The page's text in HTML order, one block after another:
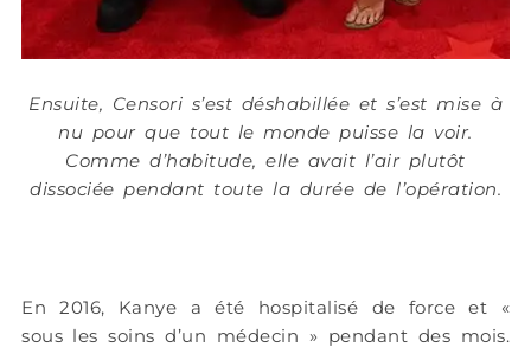
Ensuite, Censori s’est déshabillée et s’est mise à
nu pour que tout le monde puisse la voir.
Comme d’habitude, elle avait l’air plutôt
dissociée pendant toute la durée de l’opération.
En 2016, Kanye a été hospitalisé de force et «
sous les soins d’un médecin » pendant des mois.